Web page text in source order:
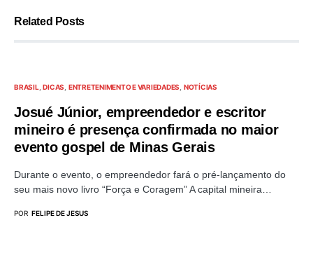
Related Posts
BRASIL DICAS ENTRETENIMENTO E VARIEDADES NOTÍCIAS
Josué Júnior, empreendedor e escritor
mineiro é presença confirmada no maior
evento gospel de Minas Gerais
Durante o evento, o empreendedor fará o pré-lançamento do
seu mais novo livro “Força e Coragem” A capital mineira…
POR FELIPE DE JESUS